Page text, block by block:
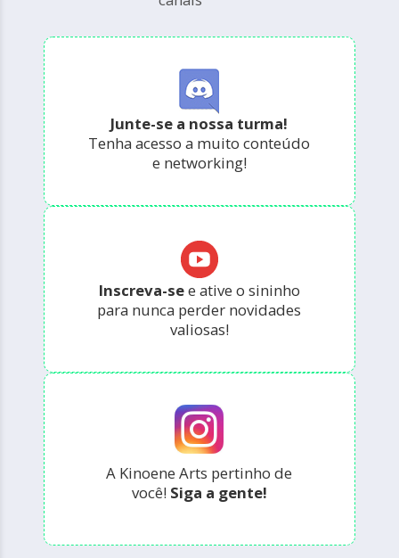
Junte-se a nossa turma!
Tenha acesso a muito conteúdo
e networking!
Inscreva-see ative o sininho
para nunca perder novidades
valiosas!
A Kinoene Arts pertinho de
você! Siga a gente!